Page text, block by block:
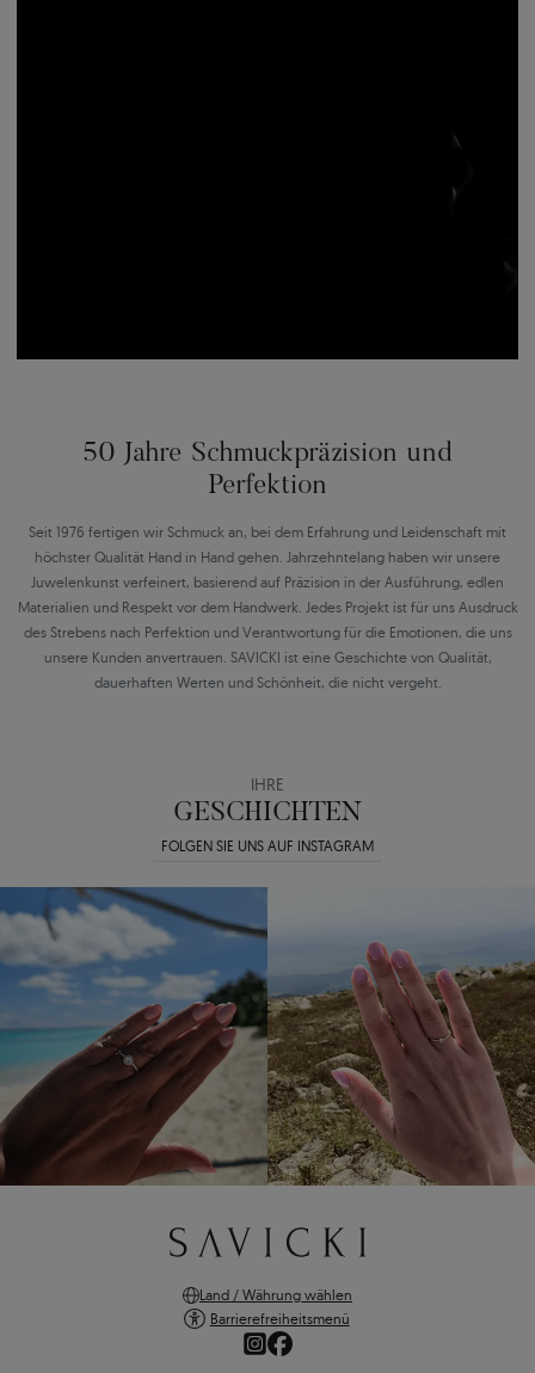
50 Jahre Schmuckpräzision und
Perfektion
Seit 1976 fertigen wir Schmuck an, bei dem Erfahrung und Leidenschaft mit
höchster Qualität Hand in Hand gehen. Jahrzehntelang haben wir unsere
Juwelenkunst verfeinert, basierend auf Präzision in der Ausführung, edlen
Materialien und Respekt vor dem Handwerk. Jedes Projekt ist für uns Ausdruck
des Strebens nach Perfektion und Verantwortung für die Emotionen, die uns
unsere Kunden anvertrauen. SAVICKI ist eine Geschichte von Qualität,
dauerhaften Werten und Schönheit, die nicht vergeht.
IHRE
GESCHICHTEN
FOLGEN SIE UNS AUF INSTAGRAM
Land / Währung wählen
Barrierefreiheitsmenü